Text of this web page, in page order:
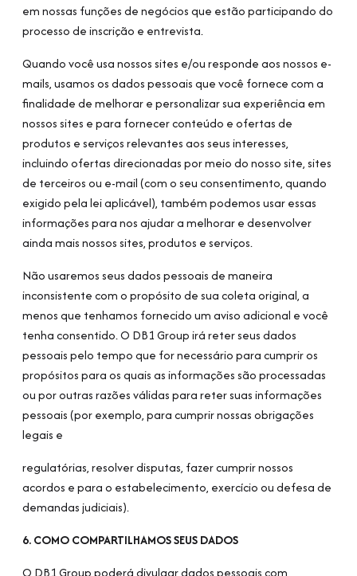
em nossas funções de negócios que estão participando do
processo de inscrição e entrevista.
Quando você usa nossos sites e/ou responde aos nossos e-
mails, usamos os dados pessoais que você fornece com a
finalidade de melhorar e personalizar sua experiência em
nossos sites e para fornecer conteúdo e ofertas de
produtos e serviços relevantes aos seus interesses,
incluindo ofertas direcionadas por meio do nosso site, sites
de terceiros ou e-mail (com o seu consentimento, quando
exigido pela lei aplicável), também podemos usar essas
informações para nos ajudar a melhorar e desenvolver
ainda mais nossos sites, produtos e serviços.
Não usaremos seus dados pessoais de maneira
inconsistente com o propósito de sua coleta original, a
menos que tenhamos fornecido um aviso adicional e você
tenha consentido. O DB1 Group irá reter seus dados
pessoais pelo tempo que for necessário para cumprir os
propósitos para os quais as informações são processadas
ou por outras razões válidas para reter suas informações
pessoais (por exemplo, para cumprir nossas obrigações
legais e
regulatórias, resolver disputas, fazer cumprir nossos
acordos e para o estabelecimento, exercício ou defesa de
demandas judiciais).
6. COMO COMPARTILHAMOS SEUS DADOS
O DB1 Group poderá divulgar dados pessoais com